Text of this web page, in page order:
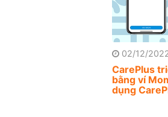
02/12/
CarePlus
bằng ví
dụng